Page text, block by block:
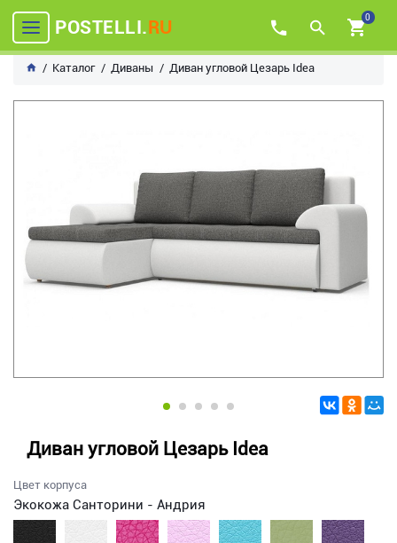
POSTELLI.RU 0
Каталог Диваны Диван угловой Цезарь Idea
Диван угловой Цезарь Idea
Цвет корпуса
Экокожа Санторини - Андрия